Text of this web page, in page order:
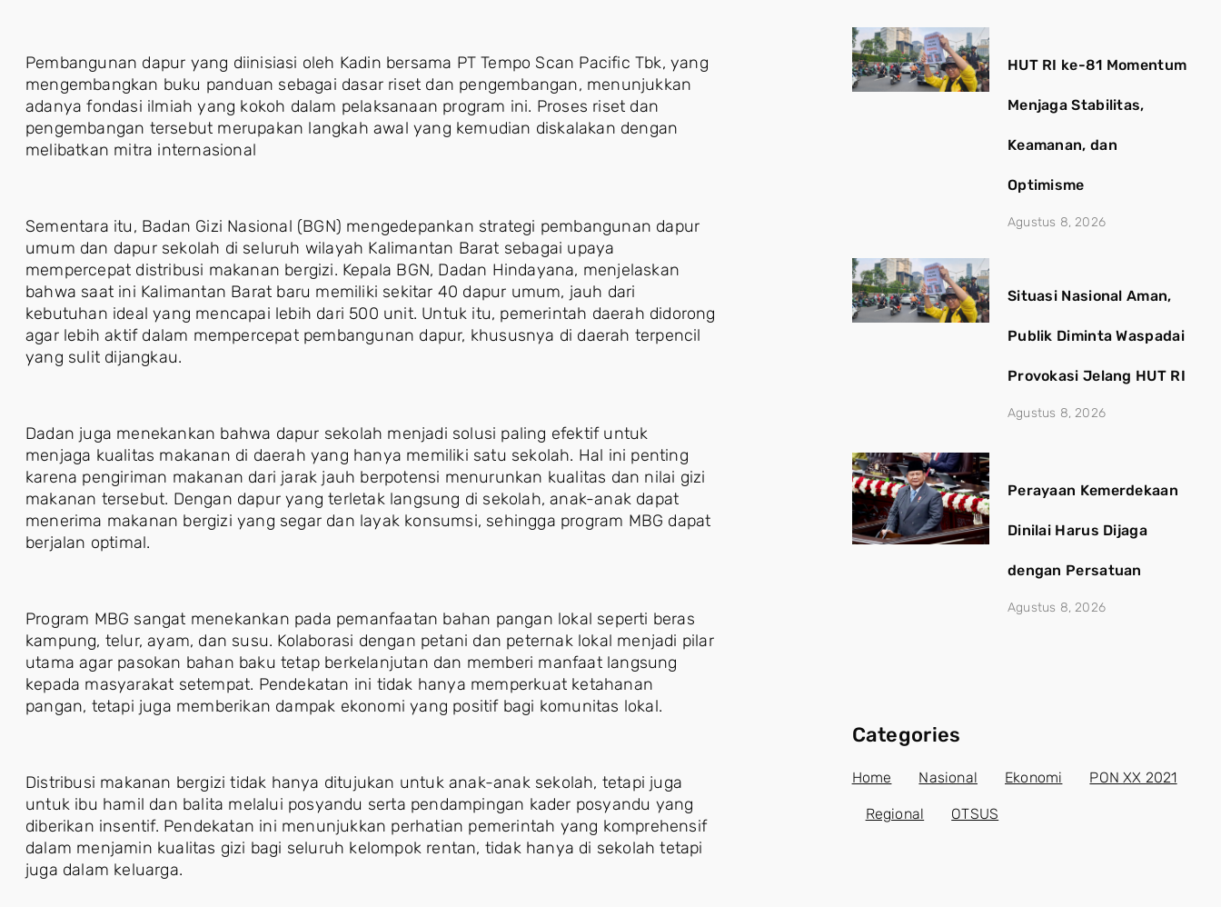
Pembangunan dapur yang diinisiasi oleh Kadin bersama PT Tempo Scan Pacific Tbk, yang
mengembangkan buku panduan sebagai dasar riset dan pengembangan, menunjukkan
adanya fondasi ilmiah yang kokoh dalam pelaksanaan program ini. Proses riset dan
pengembangan tersebut merupakan langkah awal yang kemudian diskalakan dengan
melibatkan mitra internasional
Sementara itu, Badan Gizi Nasional (BGN) mengedepankan strategi pembangunan dapur
umum dan dapur sekolah di seluruh wilayah Kalimantan Barat sebagai upaya
mempercepat distribusi makanan bergizi. Kepala BGN, Dadan Hindayana, menjelaskan
bahwa saat ini Kalimantan Barat baru memiliki sekitar 40 dapur umum, jauh dari
kebutuhan ideal yang mencapai lebih dari 500 unit. Untuk itu, pemerintah daerah didorong
agar lebih aktif dalam mempercepat pembangunan dapur, khususnya di daerah terpencil
yang sulit dijangkau.
Dadan juga menekankan bahwa dapur sekolah menjadi solusi paling efektif untuk
menjaga kualitas makanan di daerah yang hanya memiliki satu sekolah. Hal ini penting
karena pengiriman makanan dari jarak jauh berpotensi menurunkan kualitas dan nilai gizi
makanan tersebut. Dengan dapur yang terletak langsung di sekolah, anak-anak dapat
menerima makanan bergizi yang segar dan layak konsumsi, sehingga program MBG dapat
berjalan optimal.
Program MBG sangat menekankan pada pemanfaatan bahan pangan lokal seperti beras
kampung, telur, ayam, dan susu. Kolaborasi dengan petani dan peternak lokal menjadi pilar
utama agar pasokan bahan baku tetap berkelanjutan dan memberi manfaat langsung
kepada masyarakat setempat. Pendekatan ini tidak hanya memperkuat ketahanan
pangan, tetapi juga memberikan dampak ekonomi yang positif bagi komunitas lokal.
Distribusi makanan bergizi tidak hanya ditujukan untuk anak-anak sekolah, tetapi juga
untuk ibu hamil dan balita melalui posyandu serta pendampingan kader posyandu yang
diberikan insentif. Pendekatan ini menunjukkan perhatian pemerintah yang komprehensif
dalam menjamin kualitas gizi bagi seluruh kelompok rentan, tidak hanya di sekolah tetapi
juga dalam keluarga.
HUT RI ke-81 Momentum
Menjaga Stabilitas,
Keamanan, dan
Optimisme
Agustus 8, 2026
Situasi Nasional Aman,
Publik Diminta Waspadai
Provokasi Jelang HUT RI
Agustus 8, 2026
Perayaan Kemerdekaan
Dinilai Harus Dijaga
dengan Persatuan
Agustus 8, 2026
Categories
Home Nasional Ekonomi PON XX 2021
Regional OTSUS